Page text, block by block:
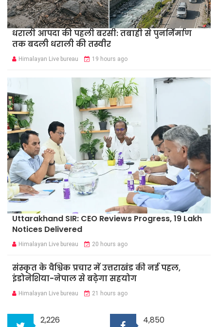
धराली आपदा की पहली बरसी: तबाही से पुनर्निर्माण
तक बदली धराली की तस्वीर
Himalayan Live bureau 19 hours ago
Uttarakhand SIR: CEO Reviews Progress, 19 Lakh
Notices Delivered
Himalayan Live bureau 20 hours ago
संस्कृत के वैश्विक प्रचार में उत्तराखंड की नई पहल,
इंडोनेशिया-नेपाल से बढ़ेगा सहयोग
Himalayan Live bureau 21 hours ago
2,226 4,850